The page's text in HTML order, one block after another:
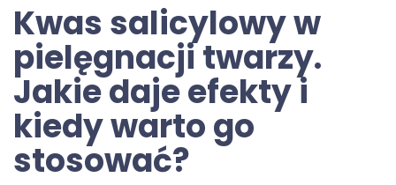
Kwas salicylowy w
pielęgnacji twarzy.
Jakie daje efekty i
kiedy warto go
stosować?